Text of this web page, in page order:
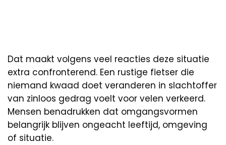
Dat maakt volgens veel reacties deze situatie
extra confronterend. Een rustige fietser die
niemand kwaad doet veranderen in slachtoffer
van zinloos gedrag voelt voor velen verkeerd.
Mensen benadrukken dat omgangsvormen
belangrijk blijven ongeacht leeftijd, omgeving
of situatie.